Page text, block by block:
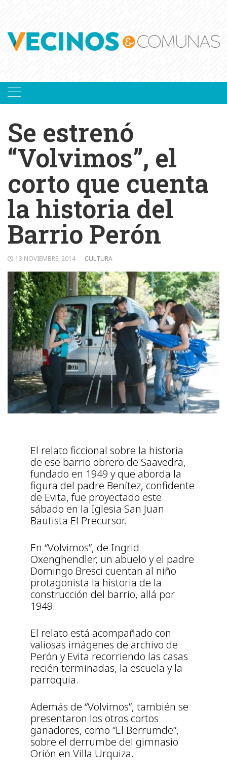
Se estrenó
“Volvimos”, el
corto que cuenta
la historia del
Barrio Perón
13 NOVIEMBRE, 2014 CULTURA
El relato ficcional sobre la historia
de ese barrio obrero de Saavedra,
fundado en 1949 y que aborda la
figura del padre Benítez, confidente
de Evita, fue proyectado este
sábado en la Iglesia San Juan
Bautista El Precursor.
En “Volvimos”, de Ingrid
Oxenghendler, un abuelo y el padre
Domingo Bresci cuentan al niño
protagonista la historia de la
construcción del barrio, allá por
1949.
El relato está acompañado con
valiosas imágenes de archivo de
Perón y Evita recorriendo las casas
recién terminadas, la escuela y la
parroquia.
Además de “Volvimos”, también se
presentaron los otros cortos
ganadores, como “El Berrumde”,
sobre el derrumbe del gimnasio
Orión en Villa Urquiza.